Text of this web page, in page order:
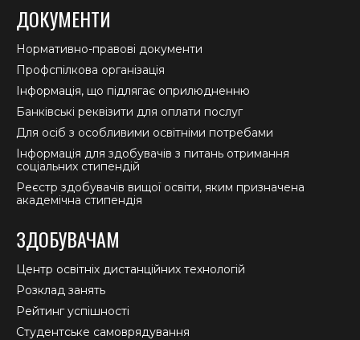
ДОКУМЕНТИ
Нормативно-правові документи
Профспілкова організація
Інформація, що підлягає оприлюдненню
Банківські реквізити для оплати послуг
Для осіб з особливими освітніми потребами
Інформація для здобувачів з питань отримання
соціальних стипендій
Реєстр здобувачів вищої освіти, яким призначена
академічна стипендія
ЗДОБУВАЧАМ
Центр освітніх дистанційних технологій
Розклад занять
Рейтинг успішності
Студентське самоврядування